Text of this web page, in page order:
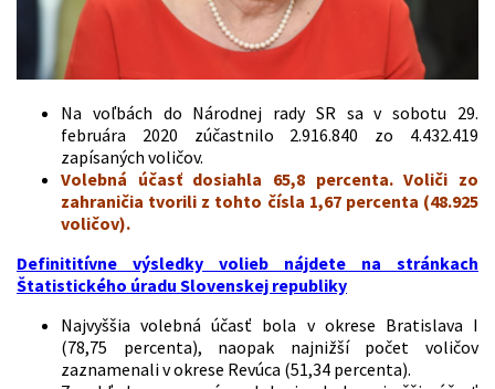
Na voľbách do Národnej rady SR sa v sobotu 29.
februára 2020 zúčastnilo 2.916.840 zo 4.432.419
zapísaných voličov.
Volebná účasť dosiahla 65,8 percenta. Voliči zo
zahraničia tvorili z tohto čísla 1,67 percenta (48.925
voličov).
Definititívne výsledky volieb nájdete na stránkach
Štatistického úradu Slovenskej republiky
Najvyššia volebná účasť bola v okrese Bratislava I
(78,75 percenta), naopak najnižší počet voličov
zaznamenali v okrese Revúca (51,34 percenta).